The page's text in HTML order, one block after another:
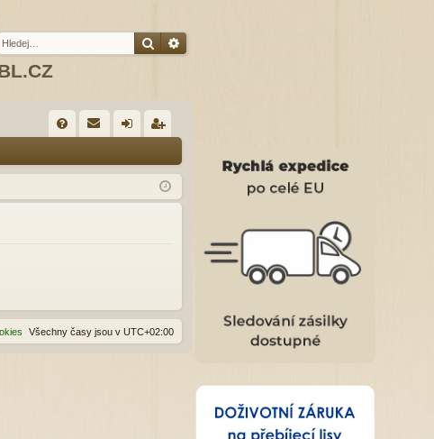
HledatPokročilé hledání
Q lá
sit
ist
ro
Všechny časy jsou vUTC+02:00